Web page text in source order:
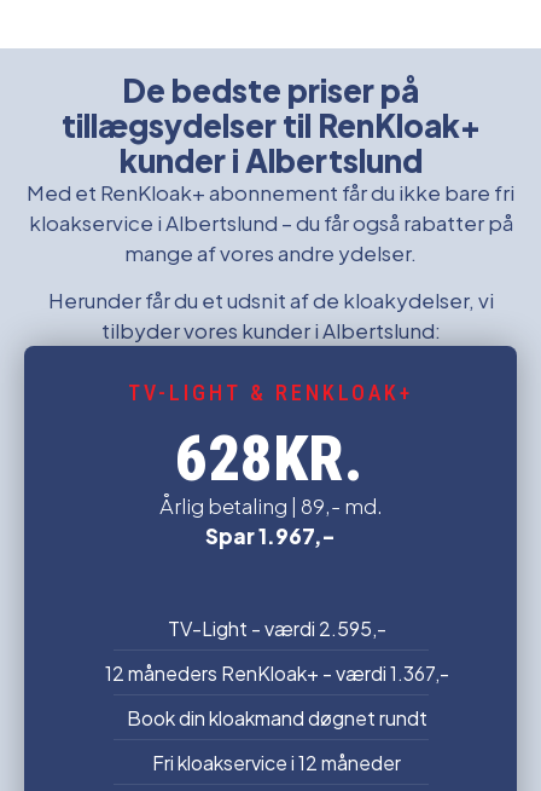
De bedste priser på
tillægsydelser til RenKloak+
kunder i Albertslund
Med et RenKloak+ abonnement får du ikke bare fri
kloakservice i Albertslund – du får også rabatter på
mange af vores andre ydelser.
Herunder får du et udsnit af de kloakydelser, vi
tilbyder vores kunder i Albertslund:
TV-LIGHT & RENKLOAK+
628KR.
Årlig betaling | 89,- md.
Spar 1.967,-
TV-Light - værdi 2.595,-
12 måneders RenKloak+ - værdi 1.367,-
Book din kloakmand døgnet rundt
Fri kloakservice i 12 måneder